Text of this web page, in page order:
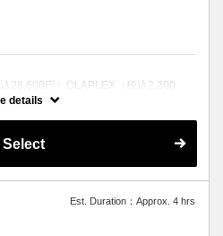
28,600円）OLAPLEX（税込2,200
ト＋ブリーチ＋カラー
インによっては１度のブリーチでは表
details
Select
Est. Duration：Approx. 4 hrs